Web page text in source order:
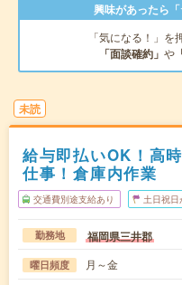
興味があったら
「気になる！」
「面談確約」 や
未読
給与即払いOK！高
仕事！倉庫内作業
交通費別途支給あり 土日祝日
勤務地 福岡県三井郡
曜日頻度 月～金